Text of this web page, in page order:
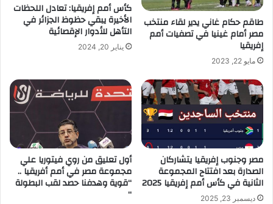
طاقم حكام غاني يدير لقاء منتخب
مصر أمام غينيا في تصفيات أمم
إفريقيا
مايو 22, 2023
كأس أمم إفريقيا: تعادل اللحظات
الأخيرة يبقي حظوظ الجزائر في
التأهل للأدوار الإقصائية
يناير 20, 2024
مصر وجنوب إفريقيا يتشاركان
الصدارة بعد افتتاح المجموعة
الثانية في كأس أمم إفريقيا 2025
ديسمبر 23, 2025
أول تعليق من روي فيتوريا علي
مجموعة مصر في أمم أفريقيا ..
“قوية وهدفنا حصد لقب البطولة
“